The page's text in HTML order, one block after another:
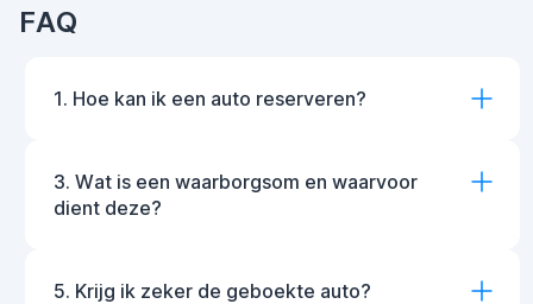
FAQ
1. Hoe kan ik een auto reserveren?
3. Wat is een waarborgsom en waarvoor
dient deze?
5. Krijg ik zeker de geboekte auto?